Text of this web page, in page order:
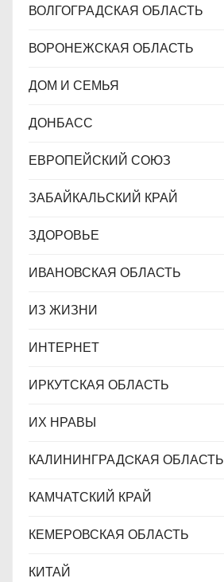
ВОЛГОГРАДСКАЯ ОБЛАСТЬ
ВОРОНЕЖСКАЯ ОБЛАСТЬ
ДОМ И СЕМЬЯ
ДОНБАСС
ЕВРОПЕЙСКИЙ СОЮЗ
ЗАБАЙКАЛЬСКИЙ КРАЙ
ЗДОРОВЬЕ
ИВАНОВСКАЯ ОБЛАСТЬ
ИЗ ЖИЗНИ
ИНТЕРНЕТ
ИРКУТСКАЯ ОБЛАСТЬ
ИХ НРАВЫ
КАЛИНИНГРАДCКАЯ ОБЛАСТЬ
КАМЧАТСКИЙ КРАЙ
КЕМЕРОВСКАЯ ОБЛАСТЬ
КИТАЙ